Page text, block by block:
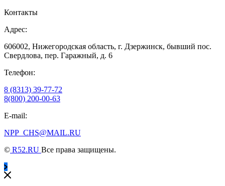
Контакты
Адрес:
606002, Нижегородская область, г. Дзержинск, бывший пос.
Свердлова, пер. Гаражный, д. 6
Телефон:
8 (8313) 39-77-72
8(800) 200-00-63
E-mail:
NPP_CHS@MAIL.RU
© R52.RU Все права защищены.